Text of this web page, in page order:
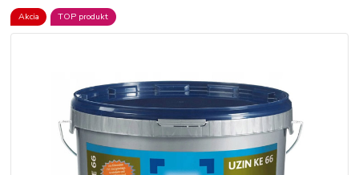
Akcia TOP produkt